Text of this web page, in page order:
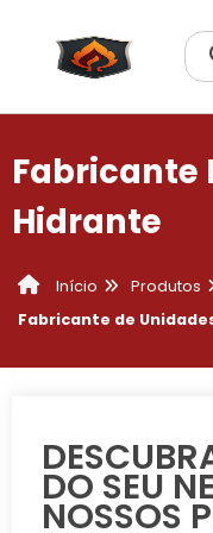
Fabricante
Hidrante
Início Produtos
Fabricante de
DO SEU
NOSSOS